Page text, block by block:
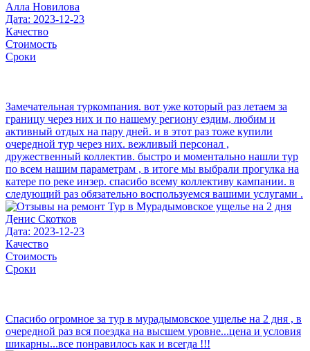
Алла Новилова
Дата: 2023-12-23
Качество
Стоимость
Сроки
Замечательная туркомпания. вот уже который раз летаем за
границу через них и по нашему региону ездим, любим и
активный отдых на пару дней. и в этот раз тоже купили
очередной тур через них. вежливый персонал ,
дружественный коллектив. быстро и моментально нашли тур
по всем нашим параметрам , в итоге мы выбрали прогулка на
катере по реке инзер. спасибо всему коллективу кампании. в
следующий раз обязательно воспользуемся вашими услугами .
Денис Скотков
Дата: 2023-12-23
Качество
Стоимость
Сроки
Спасибо огромное за тур в мурадымовское ущелье на 2 дня , в
очередной раз вся поездка на высшем уровне...цена и условия
шикарны...все понравилось как и всегда !!!